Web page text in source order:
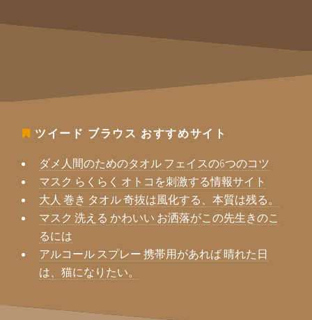
ツイード ブラウス おすすめサイト
ダメ人間のためのタオル フェイスの6つのコツ
マスク らくらく オトコを刺激する情報サイト
大人 巻き タオル 奇抜は風化する、本質は残る。
マスク 洗える かわいい お洒落がこの先生きのこ
るには
アルコール スプレー 携帯用があれば 晴れた日
は、猫になりたい。